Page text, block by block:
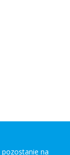
pozostanie na